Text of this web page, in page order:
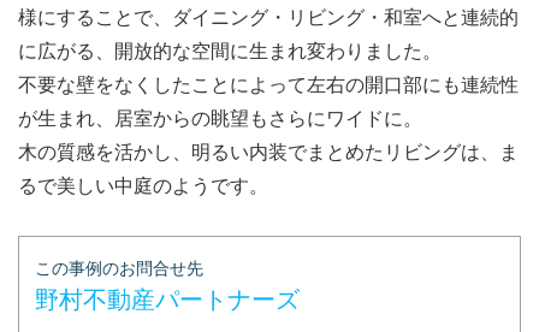
様にすることで、ダイニング・リビング・和室へと連続的
に広がる、開放的な空間に生まれ変わりました。
不要な壁をなくしたことによって左右の開口部にも連続性
が生まれ、居室からの眺望もさらにワイドに。
木の質感を活かし、明るい内装でまとめたリビングは、ま
るで美しい中庭のようです。
この事例のお問合せ先
野村不動産パートナーズ